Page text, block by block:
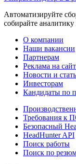
Автоматизируйте
собирайте
О компании
Наши вакансии
Партнерам
Реклама на
Новости и
Инвесторам
Кандидаты по
Требования к
Безопасный
HeadHunter API
Поиск работы
Поиск по